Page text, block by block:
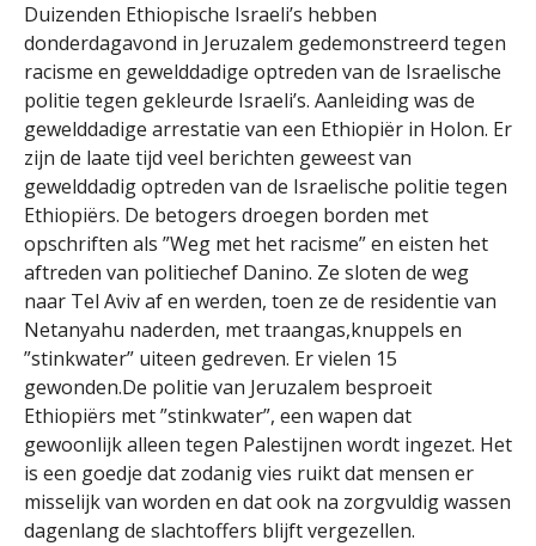
Duizenden Ethiopische Israeli’s hebben
donderdagavond in Jeruzalem gedemonstreerd tegen
racisme en gewelddadige optreden van de Israelische
politie tegen gekleurde Israeli’s. Aanleiding was de
gewelddadige arrestatie van een Ethiopiër in Holon. Er
zijn de laate tijd veel berichten geweest van
gewelddadig optreden van de Israelische politie tegen
Ethiopiërs. De betogers droegen borden met
opschriften als ”Weg met het racisme” en eisten het
aftreden van politiechef Danino. Ze sloten de weg
naar Tel Aviv af en werden, toen ze de residentie van
Netanyahu naderden, met traangas,knuppels en
”stinkwater” uiteen gedreven. Er vielen 15
gewonden.De politie van Jeruzalem besproeit
Ethiopiërs met ”stinkwater”, een wapen dat
gewoonlijk alleen tegen Palestijnen wordt ingezet. Het
is een goedje dat zodanig vies ruikt dat mensen er
misselijk van worden en dat ook na zorgvuldig wassen
dagenlang de slachtoffers blijft vergezellen.